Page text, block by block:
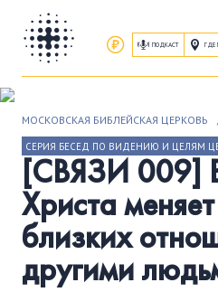
ПОДКАСТ ГДЕ
ОБ ИИСУСЕ
КАК ПРОЕХАТЬ|
ЗАНЯТИЯ|ГРУППЫ
МОСКОВСКАЯ БИБЛЕЙСКАЯ ЦЕРКОВЬ
СЕРИЯ БЕСЕД ПО ВИДЕНИЮ И ЦЕЛЯМ
[СВЯЗИ 009]
Христа
близких
другими